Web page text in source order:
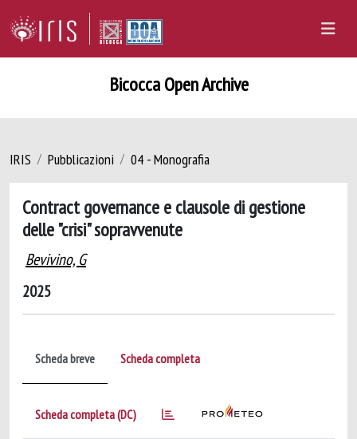
Bicocca Open Archive
IRIS Pubblicazioni 04 - Monografia
Contract governance e clausole di gestione
delle "crisi" sopravvenute
Bevivino, G
2025
Scheda breve Scheda completa
Scheda completa (DC)